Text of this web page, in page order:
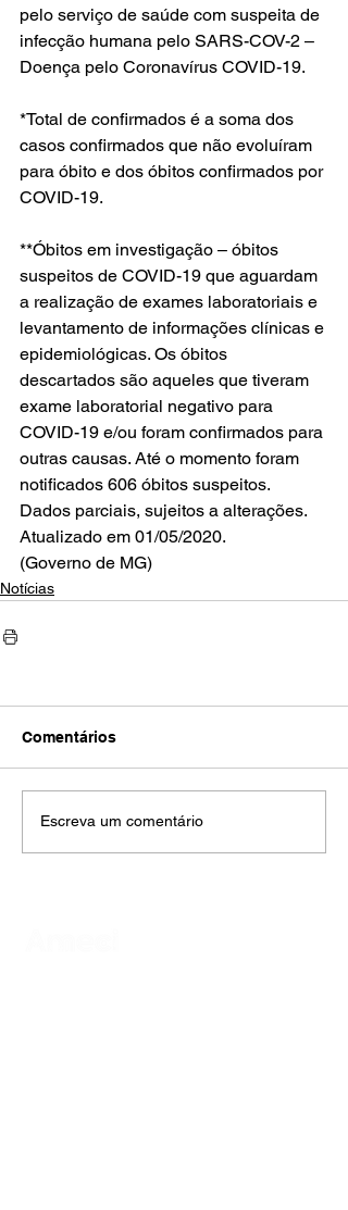
pelo serviço de saúde com suspeita de
infecção humana pelo SARS-COV-2 –
Doença pelo Coronavírus COVID-19.
*Total de confirmados é a soma dos
casos confirmados que não evoluíram
para óbito e dos óbitos confirmados por
COVID-19.
**Óbitos em investigação – óbitos
suspeitos de COVID-19 que aguardam
a realização de exames laboratoriais e
levantamento de informações clínicas e
epidemiológicas. Os óbitos
descartados são aqueles que tiveram
exame laboratorial negativo para
COVID-19 e/ou foram confirmados para
outras causas. Até o momento foram
notificados 606 óbitos suspeitos.
Dados parciais, sujeitos a alterações.
Atualizado em 01/05/2020.
(Governo de MG)
Notícias
Comentários
Escreva um comentário